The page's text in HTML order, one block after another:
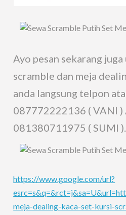
Ayo pesan sekarang
scramble dan meja
anda langsung telpon
087772222136 ( VANI )
081380711975 ( SUMI ).
https://www.google.com/url?
meja-dealing-kaca-set-kursi-